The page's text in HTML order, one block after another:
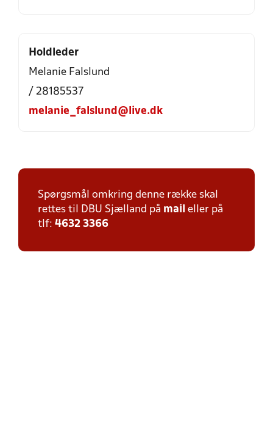
Holdleder
Melanie Falslund
/ 28185537
melanie_falslund@live.dk
Spørgsmål omkring denne række skal
rettes til DBU Sjælland på mail eller på
tlf: 4632 3366